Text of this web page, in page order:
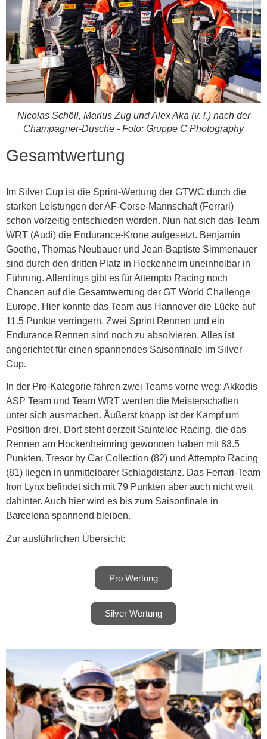
Nicolas Schöll, Marius Zug und Alex Aka (v. l.) nach der
Champagner-Dusche - Foto: Gruppe C Photography
Gesamtwertung
Im Silver Cup ist die Sprint-Wertung der GTWC durch die
starken Leistungen der AF-Corse-Mannschaft (Ferrari)
schon vorzeitig entschieden worden. Nun hat sich das Team
WRT (Audi) die Endurance-Krone aufgesetzt. Benjamin
Goethe, Thomas Neubauer und Jean-Baptiste Simmenauer
sind durch den dritten Platz in Hockenheim uneinholbar in
Führung. Allerdings gibt es für Attempto Racing noch
Chancen auf die Gesamtwertung der GT World Challenge
Europe. Hier konnte das Team aus Hannover die Lücke auf
11.5 Punkte verringern. Zwei Sprint Rennen und ein
Endurance Rennen sind noch zu absolvieren. Alles ist
angerichtet für einen spannendes Saisonfinale im Silver
Cup.
In der Pro-Kategorie fahren zwei Teams vorne weg: Akkodis
ASP Team und Team WRT werden die Meisterschaften
unter sich ausmachen. Äußerst knapp ist der Kampf um
Position drei. Dort steht derzeit Sainteloc Racing, die das
Rennen am Hockenheimring gewonnen haben mit 83.5
Punkten. Tresor by Car Collection (82) und Attempto Racing
(81) liegen in unmittelbarer Schlagdistanz. Das Ferrari-Team
Iron Lynx befindet sich mit 79 Punkten aber auch nicht weit
dahinter. Auch hier wird es bis zum Saisonfinale in
Barcelona spannend bleiben.
Zur ausführlichen Übersicht:
Pro Wertung
Silver Wertung